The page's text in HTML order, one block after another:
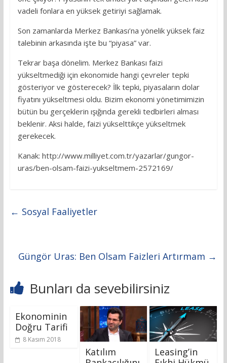
vadeli fonlara en yüksek getiriyi sağlamak.
Son zamanlarda Merkez Bankası’na yönelik yüksek faiz
talebinin arkasında işte bu “piyasa” var.
Tekrar başa dönelim. Merkez Bankası faizi
yükseltmediği için ekonomide hangi çevreler tepki
gösteriyor ve gösterecek? İlk tepki, piyasaların dolar
fiyatını yükseltmesi oldu. Bizim ekonomi yönetimimizin
bütün bu gerçeklerin ışığında gerekli tedbirleri alması
beklenir. Aksi halde, faizi yükselttikçe yükseltmek
gerekecek.
Kanak: http://www.milliyet.com.tr/yazarlar/gungor-
uras/ben-olsam-faizi-yukseltmem-2572169/
← Sosyal Faaliyetler
Güngör Uras: Ben Olsam Faizleri Artırmam →
Bunları da sevebilirsiniz
Ekonominin
Doğru Tarifi
8 Kasım 2018
Katılım
Leasing’in